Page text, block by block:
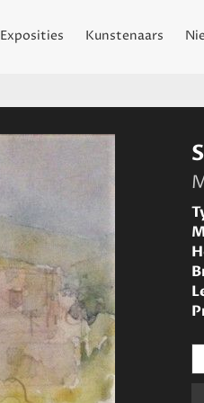
Exposities Kunstenaars